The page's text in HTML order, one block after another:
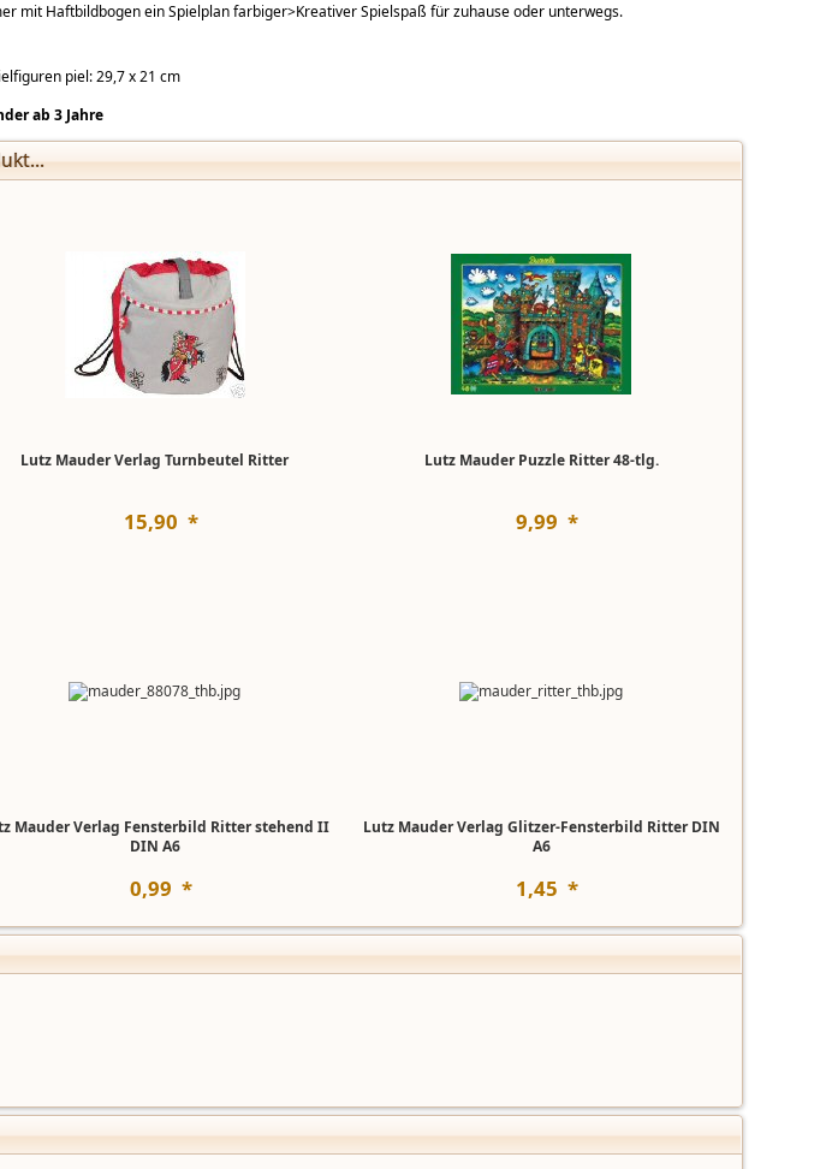
mit Haftbildbogen ein Spielplan farbiger>Kreativer Spielspaß für zuhause oder unterwegs.
piel: 29,7 x 21 cm
ab 3 Jahre
Lutz Mauder Verlag Turnbeutel Ritter
15,90 *
Lutz Mauder Puzzle Ritter 48-tlg.
9,99 *
Mauder Verlag Fensterbild Ritter stehend II
DIN A6
0,99 *
Lutz Mauder Verlag Glitzer-Fensterbild Ritter DIN
A6
1,45 *